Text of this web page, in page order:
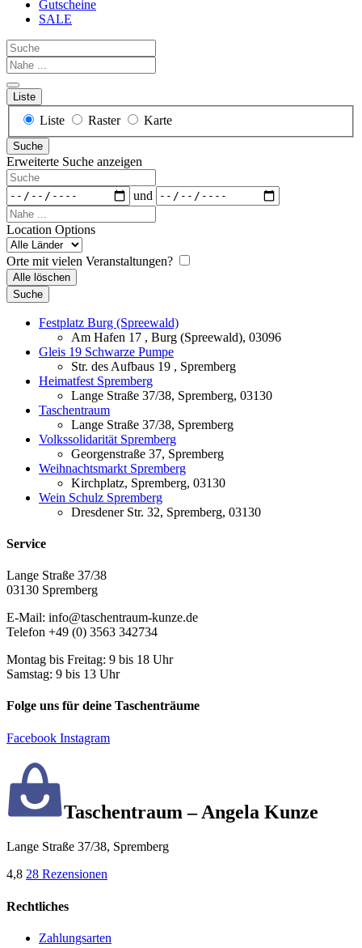
Gutscheine
SALE
Suche
Nahe
...
Liste
Anzeigetyp
Suchergebnisse
Liste Raster Karte
Suche
Erweiterte Suche anzeigen
Suche
Daten
und
Nahe
...
Location Options
Land
Orte mit vielen Veranstaltungen?
Alle löschen
Suche
Festplatz Burg (Spreewald)
Am Hafen 17 , Burg (Spreewald), 03096
Gleis 19 Schwarze Pumpe
Str. des Aufbaus 19 , Spremberg
Heimatfest Spremberg
Lange Straße 37/38, Spremberg, 03130
Taschentraum
Lange Straße 37/38, Spremberg
Volkssolidarität Spremberg
Georgenstraße 37, Spremberg
Weihnachtsmarkt Spremberg
Kirchplatz, Spremberg, 03130
Wein Schulz Spremberg
Dresdener Str. 32, Spremberg, 03130
Service
Lange Straße 37/38
03130 Spremberg
E-Mail: info@taschentraum-kunze.de
Telefon +49 (0) 3563 342734
Montag bis Freitag: 9 bis 18 Uhr
Samstag: 9 bis 13 Uhr
Folge uns für deine Taschenträume
Facebook Instagram
Taschentraum – Angela Kunze
Lange Straße 37/38, Spremberg
4,8 28 Rezensionen
Rechtliches
Zahlungsarten